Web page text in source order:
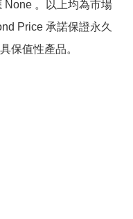
None 。以上均為市場
Price 承諾保證永久
保值性產品。